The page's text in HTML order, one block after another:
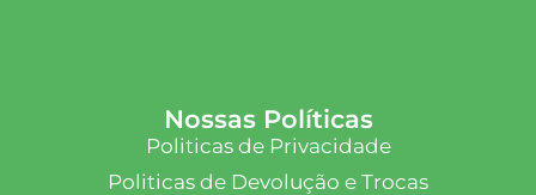
Nossas Políticas
Politicas de Privacidade
Politicas de Devolução e Trocas